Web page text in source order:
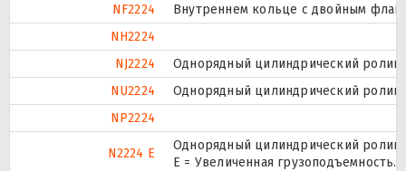
NF2224
Внутреннем кольце с двойным
NH2224
NJ2224
Однорядный цилиндрический
NU2224
Однорядный цилиндрический
NP2224
N2224 E
Однорядный цилиндрический
Е = Увеличенная грузоподъемность.